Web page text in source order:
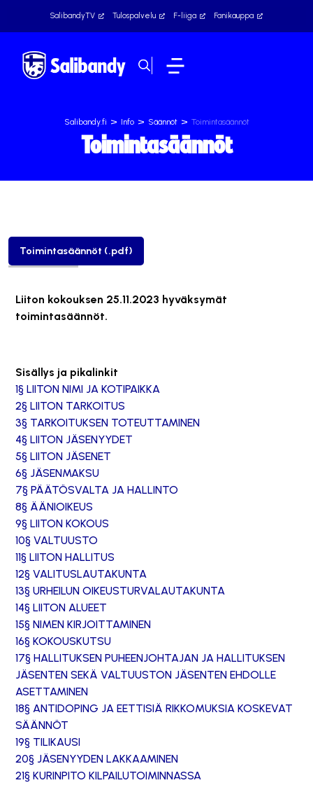
SalibandyTV Tulospalvelu F-liiga Fanikauppa
Salibandy.fi > Info > Säännöt > Toimintasäännöt
Toimintasäännöt
Toimintasäännöt (.pdf)
Liiton kokouksen 25.11.2023 hyväksymät
toimintasäännöt.
Sisällys ja pikalinkit
1§ LIITON NIMI JA KOTIPAIKKA
2§ LIITON TARKOITUS
3§ TARKOITUKSEN TOTEUTTAMINEN
4§ LIITON JÄSENYYDET
5§ LIITON JÄSENET
6§ JÄSENMAKSU
7§ PÄÄTÖSVALTA JA HALLINTO
8§ ÄÄNIOIKEUS
9§ LIITON KOKOUS
10§ VALTUUSTO
11§ LIITON HALLITUS
12§ VALITUSLAUTAKUNTA
13§ URHEILUN OIKEUSTURVALAUTAKUNTA
14§ LIITON ALUEET
15§ NIMEN KIRJOITTAMINEN
16§ KOKOUSKUTSU
17§ HALLITUKSEN PUHEENJOHTAJAN JA HALLITUKSEN
JÄSENTEN SEKÄ VALTUUSTON JÄSENTEN EHDOLLE
ASETTAMINEN
18§ ANTIDOPING JA EETTISIÄ RIKKOMUKSIA KOSKEVAT
SÄÄNNÖT
19§ TILIKAUSI
20§ JÄSENYYDEN LAKKAAMINEN
21§ KURINPITO KILPAILUTOIMINNASSA